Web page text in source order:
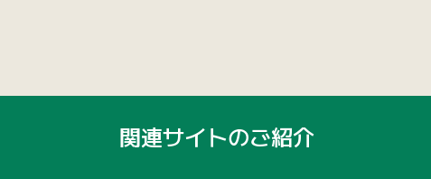
関連サイトのご紹介